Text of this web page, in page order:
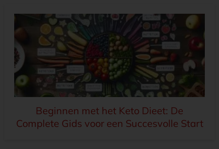
Beginnen met het Keto Dieet: De
Complete Gids voor een Succesvolle Start